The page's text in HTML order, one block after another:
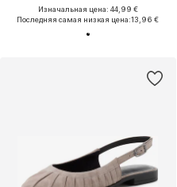
Изначальная цена: 44,99 €
Последняя самая низкая цена:13,96 €